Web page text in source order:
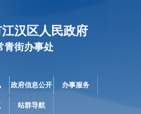
汉区人民政府
青街办事处
政府信息公开 办事服务
站群导航